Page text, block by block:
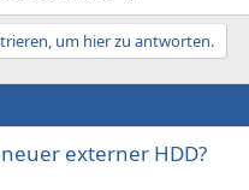
um hier zu antworten.
externer HDD?